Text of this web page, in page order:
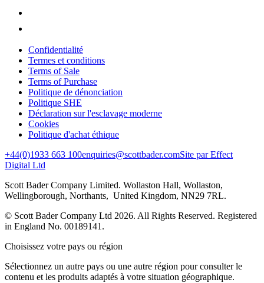
Confidentialité
Termes et conditions
Terms of Sale
Terms of Purchase
Politique de dénonciation
Politique SHE
Déclaration sur l'esclavage moderne
Cookies
Politique d'achat éthique
+44(0)1933 663 100enquiries@scottbader.comSite par Effect
Digital Ltd
Scott Bader Company Limited. Wollaston Hall, Wollaston,
Wellingborough, Northants, United Kingdom, NN29 7RL.
© Scott Bader Company Ltd 2026. All Rights Reserved. Registered
in England No. 00189141.
Choisissez votre pays ou région
Sélectionnez un autre pays ou une autre région pour consulter le
contenu et les produits adaptés à votre situation géographique.